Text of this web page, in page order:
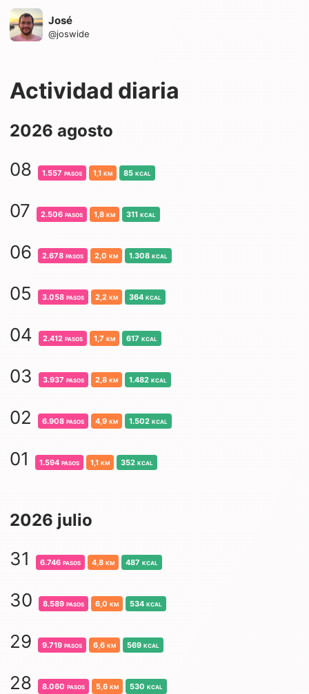
José
@joswide
Actividad diaria
2026 agosto
08 1.557 pasos 1,1 km 85 kcal
07 2.506 pasos 1,8 km 311 kcal
06 2.678 pasos 2,0 km 1.308 kcal
05 3.058 pasos 2,2 km 364 kcal
04 2.412 pasos 1,7 km 617 kcal
03 3.937 pasos 2,8 km 1.482 kcal
02 6.908 pasos 4,9 km 1.502 kcal
01 1.594 pasos 1,1 km 352 kcal
2026 julio
31 6.746 pasos 4,8 km 487 kcal
30 8.589 pasos 6,0 km 534 kcal
29 9.719 pasos 6,6 km 569 kcal
28 8.060 pasos 5,6 km 530 kcal